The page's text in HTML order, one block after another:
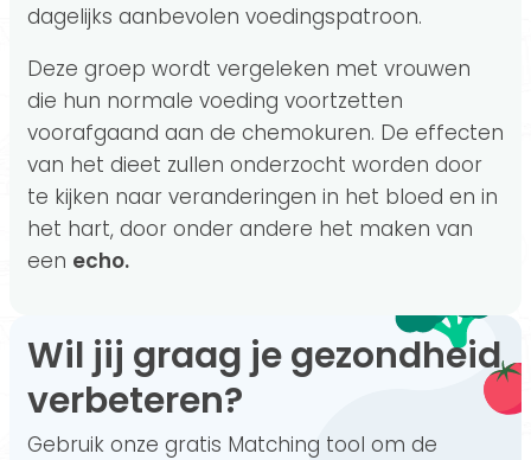
dagelijks aanbevolen voedingspatroon.
Deze groep wordt vergeleken met vrouwen
die hun normale voeding voortzetten
voorafgaand aan de chemokuren. De effecten
van het dieet zullen onderzocht worden door
te kijken naar veranderingen in het bloed en in
het hart, door onder andere het maken van
een echo.
Wil jij graag je gezondheid
verbeteren?
Gebruik onze gratis Matching tool om de